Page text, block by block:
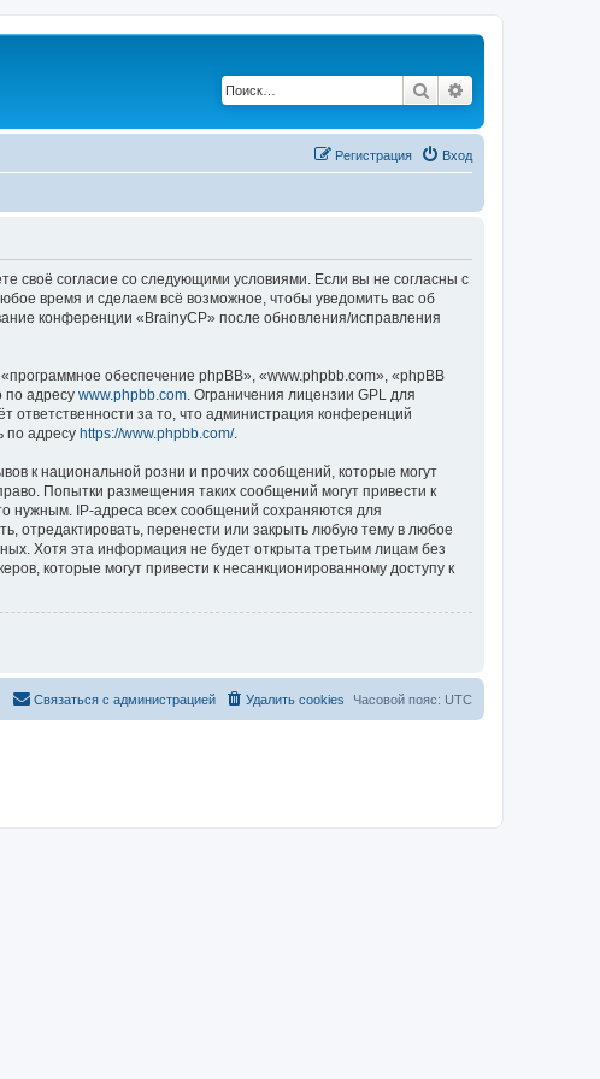
Поиск
Вход
Регистрация
своё согласие со следующими условиями. Если вы не согласны с
время и сделаем всё возможное, чтобы уведомить вас об
конференции «BrainyCP» после обновления/исправления
обеспечение phpBB», «www.phpbb.com», «phpBB
по адресу www.phpbb.com . Ограничения лицензии GPL для
ответственности за то, что администрация конференций
по адресу https://www.phpbb.com/.
к национальной розни и прочих сообщений, которые могут
Попытки размещения таких сообщений могут привести к
нужным. IP-адреса всех сообщений сохраняются для
отредактировать, перенести или закрыть любую тему в любое
Хотя эта информация не будет открыта третьим лицам без
которые могут привести к несанкционированному доступу к
Часовой пояс: UTC
Удалить cookies
Связаться с администрацией